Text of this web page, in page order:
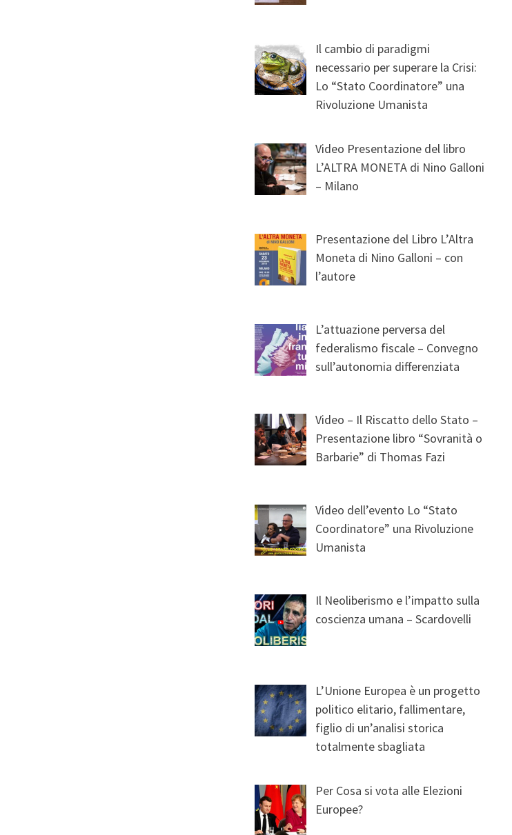
Il cambio di paradigmi
necessario per superare la Crisi:
Lo “Stato Coordinatore” una
Rivoluzione Umanista
Video Presentazione del libro
L’ALTRA MONETA di Nino Galloni
– Milano
Presentazione del Libro L’Altra
Moneta di Nino Galloni – con
l’autore
L’attuazione perversa del
federalismo fiscale – Convegno
sull’autonomia differenziata
Video – Il Riscatto dello Stato –
Presentazione libro “Sovranità o
Barbarie” di Thomas Fazi
Video dell’evento Lo “Stato
Coordinatore” una Rivoluzione
Umanista
Il Neoliberismo e l’impatto sulla
coscienza umana – Scardovelli
L’Unione Europea è un progetto
politico elitario, fallimentare,
figlio di un’analisi storica
totalmente sbagliata
Per Cosa si vota alle Elezioni
Europee?